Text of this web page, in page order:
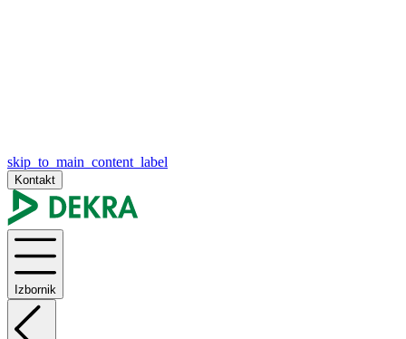
skip_to_main_content_label
Kontakt
Izbornik